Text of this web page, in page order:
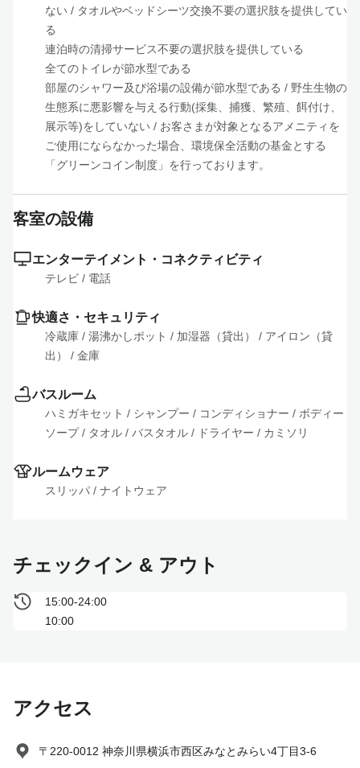
ない / タオルやベッドシーツ交換不要の選択肢を提供してい
る
連泊時の清掃サービス不要の選択肢を提供している
全てのトイレが節水型である
部屋のシャワー及び浴場の設備が節水型である / 野生生物の
生態系に悪影響を与える行動(採集、捕獲、繁殖、餌付け、
展示等)をしていない / お客さまが対象となるアメニティを
ご使用にならなかった場合、環境保全活動の基金とする
「グリーンコイン制度」を行っております。
客室の設備
エンターテイメント・コネクティビティ
テレビ / 電話
快適さ・セキュリティ
冷蔵庫 / 湯沸かしポット / 加湿器（貸出） / アイロン（貸
出）
/ 金庫
バスルーム
ハミガキセット / シャンプー / コンディショナー / ボディー
ソープ / タオル / バスタオル / ドライヤー / カミソリ
ルームウェア
スリッパ / ナイトウェア
チェックイン & アウト
15:00-24:00
10:00
アクセス
〒220-0012 神奈川県横浜市西区みなとみらい4丁目3-6